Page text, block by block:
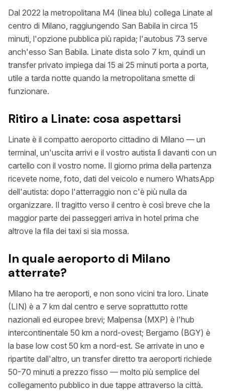
Dal 2022 la metropolitana M4 (linea blu) collega Linate al
centro di Milano, raggiungendo San Babila in circa 15
minuti, l'opzione pubblica più rapida; l'autobus 73 serve
anch'esso San Babila. Linate dista solo 7 km, quindi un
transfer privato impiega dai 15 ai 25 minuti porta a porta,
utile a tarda notte quando la metropolitana smette di
funzionare.
Ritiro a Linate: cosa aspettarsi
Linate è il compatto aeroporto cittadino di Milano — un
terminal, un'uscita arrivi e il vostro autista lì davanti con un
cartello con il vostro nome. Il giorno prima della partenza
ricevete nome, foto, dati del veicolo e numero WhatsApp
dell'autista: dopo l'atterraggio non c'è più nulla da
organizzare. Il tragitto verso il centro è così breve che la
maggior parte dei passeggeri arriva in hotel prima che
altrove la fila dei taxi si sia mossa.
In quale aeroporto di Milano
atterrate?
Milano ha tre aeroporti, e non sono vicini tra loro. Linate
(LIN) è a 7 km dal centro e serve soprattutto rotte
nazionali ed europee brevi; Malpensa (MXP) è l'hub
intercontinentale 50 km a nord-ovest; Bergamo (BGY) è
la base low cost 50 km a nord-est. Se arrivate in uno e
ripartite dall'altro, un transfer diretto tra aeroporti richiede
50-70 minuti a prezzo fisso — molto più semplice del
collegamento pubblico in due tappe attraverso la città.